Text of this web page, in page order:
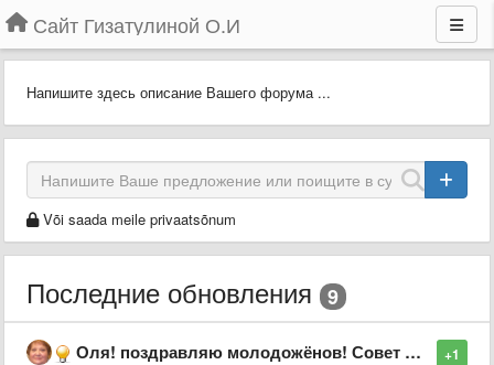
Сайт Гизатулиной О.И
Напишите здесь описание Вашего форума ...
Või saada meile privaatsõnum
Последние обновления 9
+1
Оля! поздравляю молодожёнов! Совет да любовь на долгие лета!